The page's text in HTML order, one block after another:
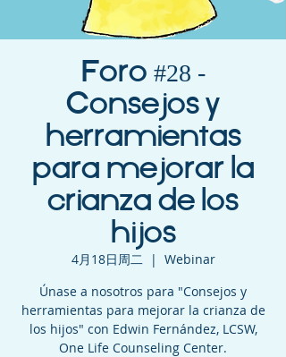
Foro #28 -
Consejos y
herramientas
para mejorar la
crianza de los
hijos
4月18日周二
  |
Webinar
Únase a nosotros para "Consejos y
herramientas para mejorar la crianza de
los hijos" con Edwin Fernández, LCSW,
One Life Counseling Center.